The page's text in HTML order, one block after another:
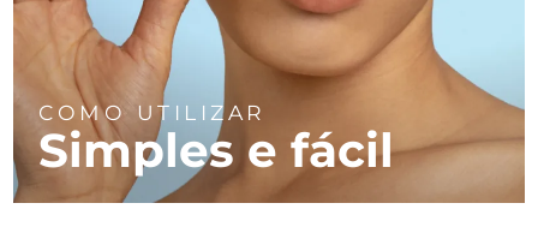
COMO UTILIZAR
Simples e fácil